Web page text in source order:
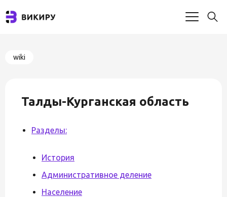
wiki
Талды-Курганская область
Разделы:
История
Административное деление
Население